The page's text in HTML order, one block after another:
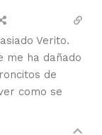
Verito.
me ha dañado
de
como se